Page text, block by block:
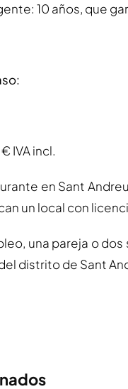
10 años, que
IVA incl.
en Sant
un local con
una pareja o
distrito de Sant